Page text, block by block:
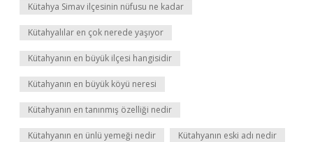
Kütahya Simav ilçesinin nüfusu ne kadar
Kütahyalılar en çok nerede yaşıyor
Kütahyanın en büyük ilçesi hangisidir
Kütahyanın en büyük köyü neresi
Kütahyanın en tanınmış özelliği nedir
Kütahyanın en ünlü yemeği nedir Kütahyanın eski adı nedir